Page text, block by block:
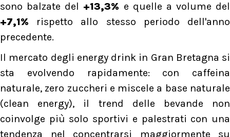
sono balzate del +13,3% e quelle a volume del
+7,1% rispetto allo stesso periodo dell'anno
precedente.
Il mercato degli energy drink in Gran Bretagna si
sta evolvendo rapidamente: con caffeina
naturale, zero zuccheri e miscele a base naturale
(clean energy), il trend delle bevande non
coinvolge più solo sportivi e palestrati con una
tendenza nel concentrarsi maggiormente su